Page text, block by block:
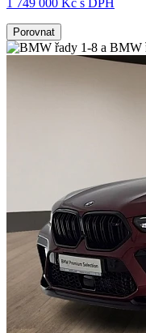
1 749 000 Kč s DPH
Porovnat